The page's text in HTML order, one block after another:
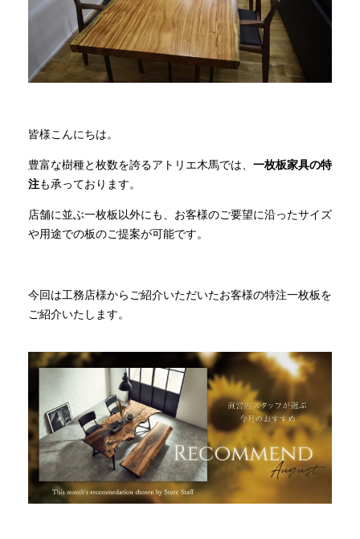
直営店
WEBカタログ
納品事例
INFORMATION
MOKUBA CHANNEL
よくあるご質問
皆様こんにちは。
豊富な樹種と枚数を誇るアトリエ木馬では、 一枚板家具の特
注も承っております。
店舗に並ぶ一枚板以外にも、お客様のご要望に沿ったサイズ
や用途での板のご提案が可能です。
今回は工務店様からご紹介いただいたお客様の特注一枚板を
ご紹介いたします。